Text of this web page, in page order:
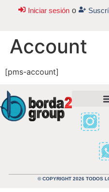
Iniciar sesión o
Account
[pms-account]
© COPYRIGHT 2026 TODOS